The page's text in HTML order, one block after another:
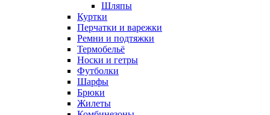
Шляпы
Куртки
Перчатки и варежки
Ремни и подтяжки
Термобельё
Носки и гетры
Футболки
Шарфы
Брюки
Жилеты